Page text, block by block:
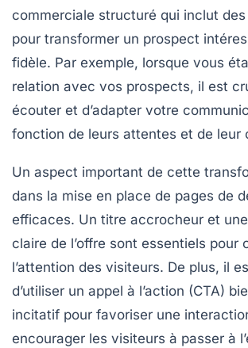
commerciale structuré qui inclut
pour transformer un prospect
fidèle. Par exemple, lorsque vous
relation avec vos prospects, il est
écouter et d’adapter votre
fonction de leurs attentes et de leur
Un aspect important de cette
dans la mise en place de pages de
efficaces. Un titre accrocheur et une
claire de l’offre sont essentiels pour
l’attention des visiteurs. De plus, il
d’utiliser un appel à l’action (CTA)
incitatif pour favoriser une
encourager les visiteurs à passer à